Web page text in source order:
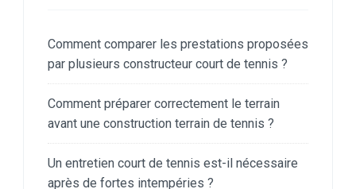
Comment comparer les prestations proposées
par plusieurs constructeur court de tennis ?
Comment préparer correctement le terrain
avant une construction terrain de tennis ?
Un entretien court de tennis est-il nécessaire
après de fortes intempéries ?